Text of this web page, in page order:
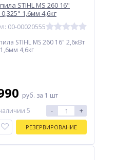
STIHL MS 260 16"
1,6мм 4,6кг
00-00020555
STIHL MS 260 16" 2,6кВт
4,6кг
руб. за 1 шт
5
- +
РЕЗЕРВИРОВАНИЕ